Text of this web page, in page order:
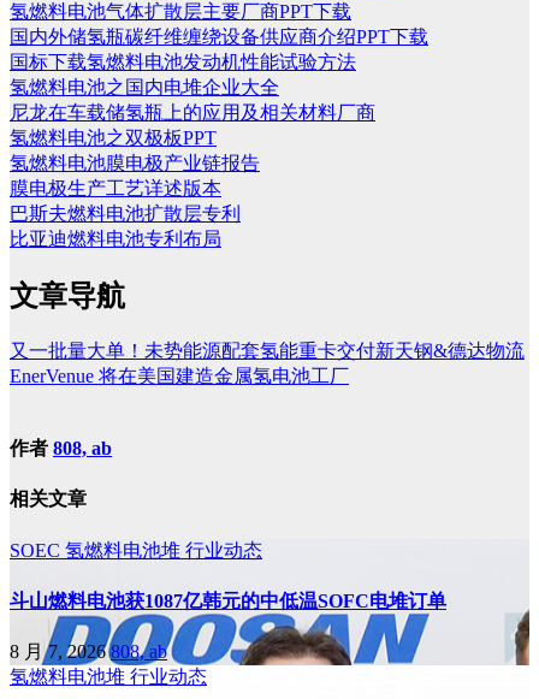
氢燃料电池气体扩散层主要厂商PPT下载
国内外储氢瓶碳纤维缠绕设备供应商介绍PPT下载
国标下载氢燃料电池发动机性能试验方法
氢燃料电池之国内电堆企业大全
尼龙在车载储氢瓶上的应用及相关材料厂商
氢燃料电池之双极板PPT
氢燃料电池膜电极产业链报告
膜电极生产工艺详述版本
巴斯夫燃料电池扩散层专利
比亚迪燃料电池专利布局
文章导航
又一批量大单！未势能源配套氢能重卡交付新天钢&德达物流
EnerVenue 将在美国建造金属氢电池工厂
作者 808, ab
相关文章
SOEC 氢燃料电池堆 行业动态
斗山燃料电池获1087亿韩元的中低温SOFC电堆订单
8 月 7, 2026808, ab
氢燃料电池堆 行业动态